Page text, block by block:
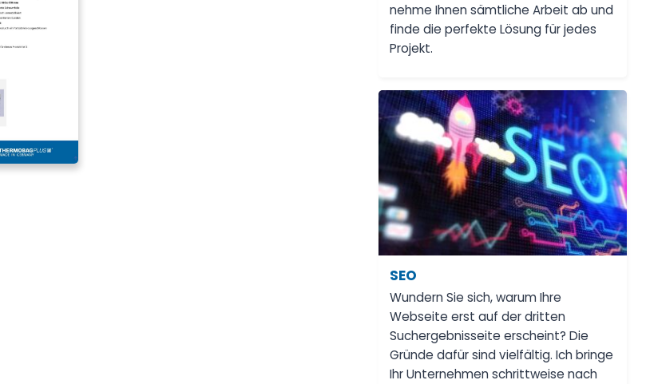
nehme Ihnen sämtliche Arbeit ab und
finde die perfekte Lösung für jedes
Projekt.
SEO
Wundern Sie sich, warum Ihre
Webseite erst auf der dritten
Suchergebnisseite erscheint? Die
Gründe dafür sind vielfältig. Ich bringe
Ihr Unternehmen schrittweise nach